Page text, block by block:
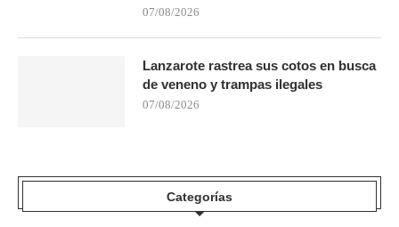
07/08/2026
Lanzarote rastrea sus cotos en busca
de veneno y trampas ilegales
07/08/2026
Categorías